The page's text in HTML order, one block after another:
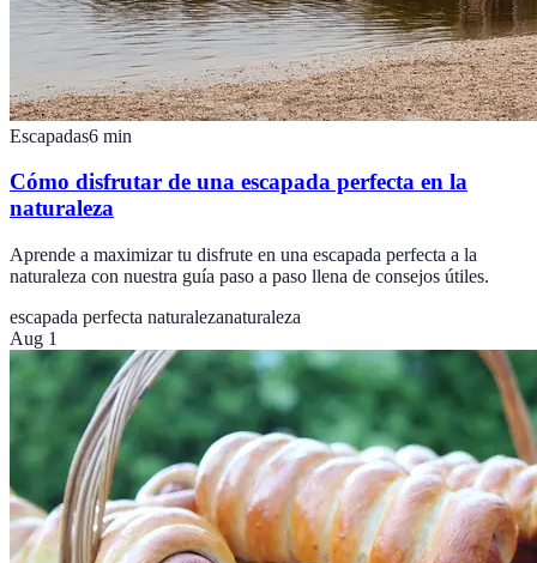
Escapadas6 min
Cómo disfrutar de una escapada perfecta en la
naturaleza
Aprende a maximizar tu disfrute en una escapada perfecta a la
naturaleza con nuestra guía paso a paso llena de consejos útiles.
escapada perfecta naturalezanaturaleza
Aug 1